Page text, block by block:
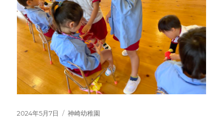
投
2024年5月7日
カ
神崎幼稚園